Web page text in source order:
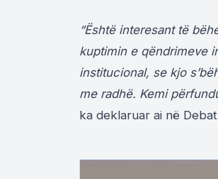
“Është interesant të
kuptimin e qëndrimeve
institucional, se kjo
me radhë. Kemi
ka deklaruar ai në